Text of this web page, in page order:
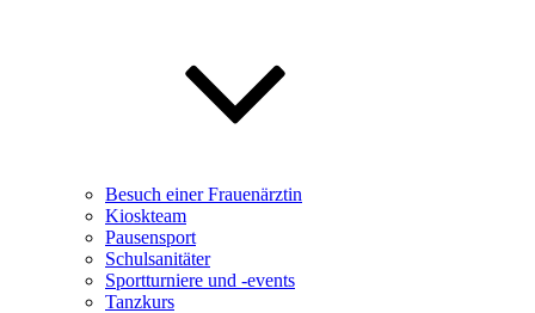
Besuch einer Frauenärztin
Kioskteam
Pausensport
Schulsanitäter
Sportturniere und -events
Tanzkurs